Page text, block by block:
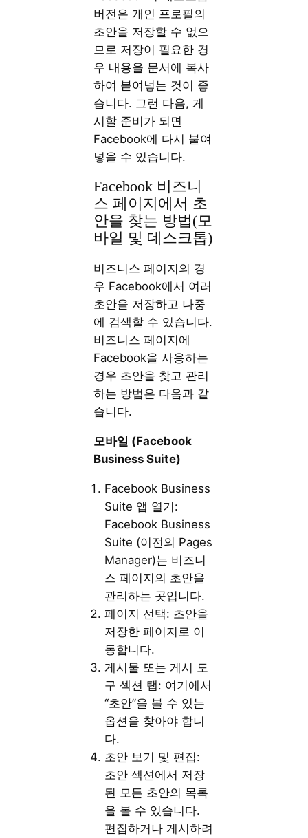
버전은 개인 프로필의
초안을 저장할 수 없으
므로 저장이 필요한 경
우 내용을 문서에 복사
하여 붙여넣는 것이 좋
습니다. 그런 다음, 게
시할 준비가 되면
Facebook에 다시 붙여
넣을 수 있습니다.
Facebook 비즈니
스 페이지에서 초
안을 찾는 방법(모
바일 및 데스크톱)
비즈니스 페이지의 경
우 Facebook에서 여러
초안을 저장하고 나중
에 검색할 수 있습니다.
비즈니스 페이지에
Facebook을 사용하는
경우 초안을 찾고 관리
하는 방법은 다음과 같
습니다.
모바일 (Facebook
Business Suite)
Facebook Business
Suite 앱 열기:
Facebook Business
Suite (이전의 Pages
Manager)는 비즈니
스 페이지의 초안을
관리하는 곳입니다.
페이지 선택: 초안을
저장한 페이지로 이
동합니다.
게시물 또는 게시 도
구 섹션 탭: 여기에서
“초안”을 볼 수 있는
옵션을 찾아야 합니
다.
초안 보기 및 편집:
초안 섹션에서 저장
된 모든 초안의 목록
을 볼 수 있습니다.
편집하거나 게시하려